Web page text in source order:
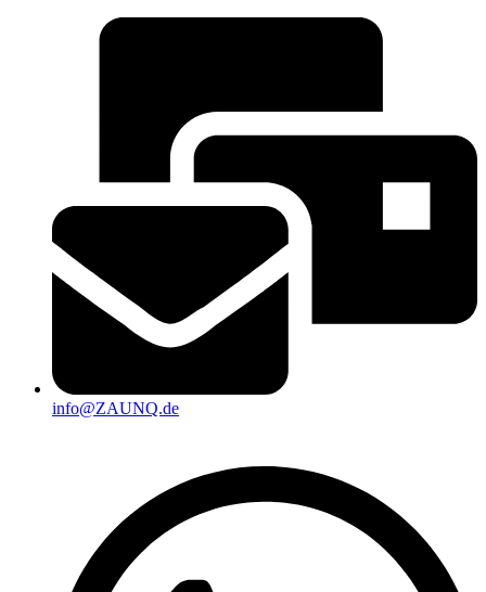
info@ZAUNQ.de